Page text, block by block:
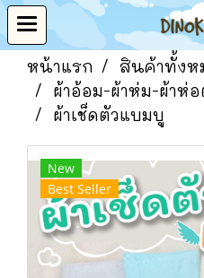
หน้าแรก
สินค้าทั้งห
ผ้าอ้อม-ผ้าห่ม-ผ้าห่อ
ผ้าเช็ดตัวแบมบู
New
Best Seller